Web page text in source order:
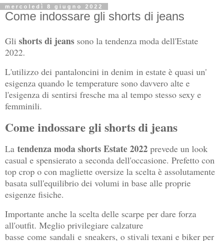
mercoledì 8 giugno 2022
Come indossare gli shorts di jeans
Gli shorts di jeans sono la tendenza moda dell'Estate
2022.
L'utilizzo dei pantaloncini in denim in estate è quasi un'
esigenza quando le temperature sono davvero alte e
l'esigenza di sentirsi fresche ma al tempo stesso sexy e
femminili.
Come indossare gli shorts di jeans
La tendenza moda shorts Estate 2022 prevede un look
casual e spensierato a seconda dell'occasione. Prefetto con
top crop o con magliette oversize la scelta è assolutamente
basata sull'equilibrio dei volumi in base alle proprie
esigenze fisiche.
Importante anche la scelta delle scarpe per dare forza
all'outfit. Meglio privilegiare calzature
basse come sandali e sneakers, o stivali texani e biker per